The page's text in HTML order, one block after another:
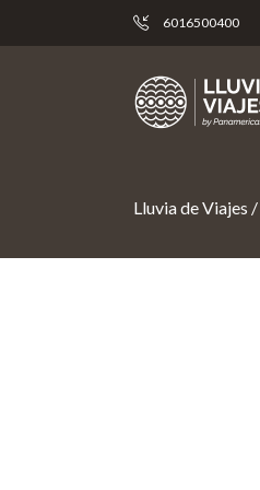
6016500400
Lluvia de Viajes /